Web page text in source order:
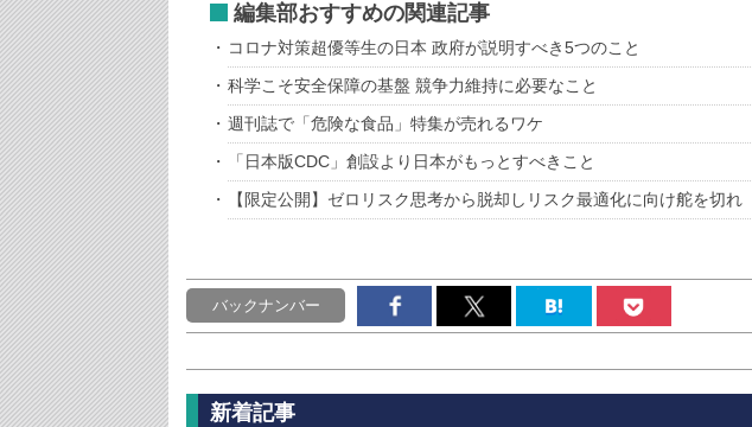
編集部おすすめの関連記事
コロナ対策超優等生の日本 政府が説明すべき5つのこと
科学こそ安全保障の基盤 競争力維持に必要なこと
週刊誌で「危険な食品」特集が売れるワケ
「日本版CDC」創設より日本がもっとすべきこと
【限定公開】ゼロリスク思考から脱却しリスク最適化に向け舵を切れ
バックナンバー
新着記事